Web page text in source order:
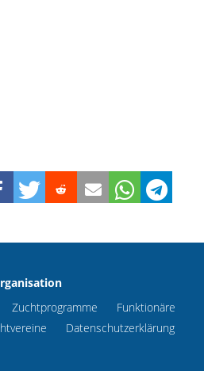
Zuchtprogramme
Funktionäre
Datenschutzerklärung